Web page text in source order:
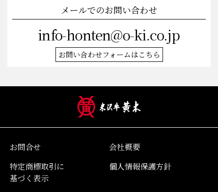
メールでのお問い合わせ
info-honten@o-ki.co.jp
お問い合わせフォームはこちら
お問合せ
会社概要
特定商標取引に
基づく表示
個人情報保護方針